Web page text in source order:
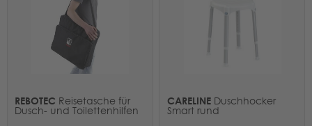
REBOTEC Reisetasche für
Dusch- und Toilettenhilfen
CARELINE Duschhocker
Smart rund